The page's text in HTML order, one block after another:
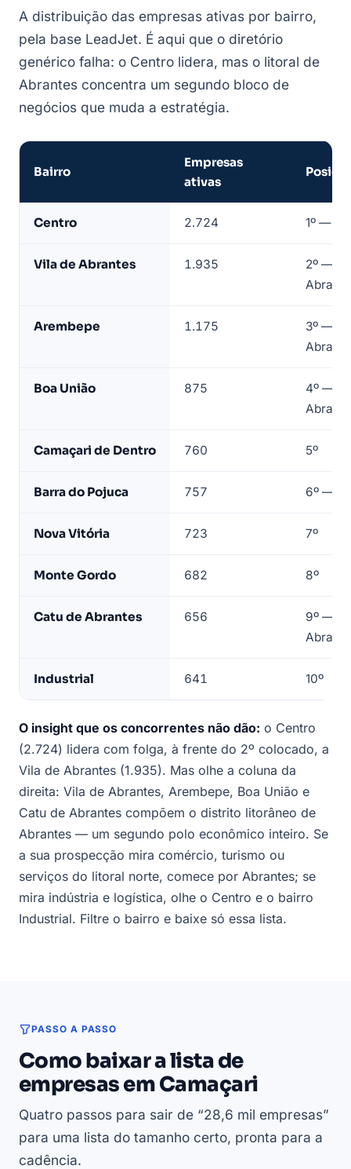
A distribuição das empresas ativas por bairro,
pela base LeadJet. É aqui que o diretório
genérico falha: o Centro lidera, mas o litoral de
Abrantes concentra um segundo bloco de
negócios que muda a estratégia.
por
base
Bairro
Empresas
ativas
Centro 2.724 1º —
Vila de Abrantes 1.935
2º —
Arembepe 1.175
3º —
Boa União 875
4º —
Camaçari de Dentro 760 5º
Barra do Pojuca 757 6º —
Nova Vitória 723 7º
Monte Gordo 682 8º
Catu de Abrantes 656
9º —
Industrial 641 10º
O insight que os concorrentes não dão: o Centro
(2.724) lidera com folga, à frente do 2º colocado, a
Vila de Abrantes (1.935). Mas olhe a coluna da
direita: Vila de Abrantes, Arembepe, Boa União e
Catu de Abrantes compõem o distrito litorâneo de
Abrantes — um segundo polo econômico inteiro. Se
a sua prospecção mira comércio, turismo ou
serviços do litoral norte, comece por Abrantes; se
mira indústria e logística, olhe o Centro e o bairro
Industrial. Filtre o bairro e baixe só essa lista.
PASSO A PASSO
Como baixar a lista de
empresas em Camaçari
Quatro passos para sair de “28,6 mil empresas”
para uma lista do tamanho certo, pronta para a
cadência.